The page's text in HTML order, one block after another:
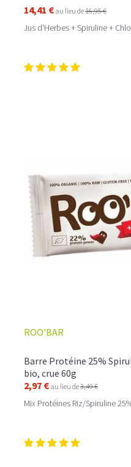
de qualité, obtenu à
les plus strictes.
spiruline de
produit rigoureusement
son mode de
herbicide, ni
effectuée sous serres
extérieures, utilisation
séchage à basse
qualité effectuées par
éco-responsable et
14,41 € au lieu de16,95 €
Jus d'Herbes + Spiruline +
ROO'BAR
Barre Protéine 25%
bio, crue 60g
2,97 € au lieu de3,49 €
Mix Protéines Riz/Spiruline